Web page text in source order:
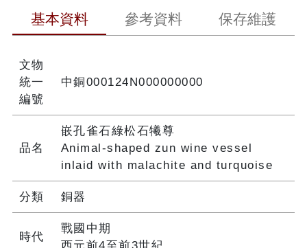
基本資料 參考資料 保存維護
文物
統一
編號
中銅000124N000000000
品名
嵌孔雀石綠松石犧尊
Animal-shaped zun wine vessel
inlaid with malachite and turquoise
分類 銅器
時代
戰國中期